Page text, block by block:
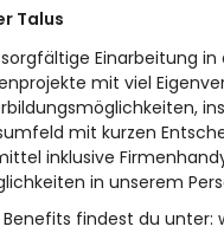
Talus
Einarbeitung
mit viel
mit kurzen
inklusive
in unserem
findest du unter: